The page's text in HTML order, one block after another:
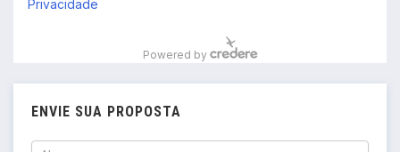
ENVIE SUA PROPOSTA